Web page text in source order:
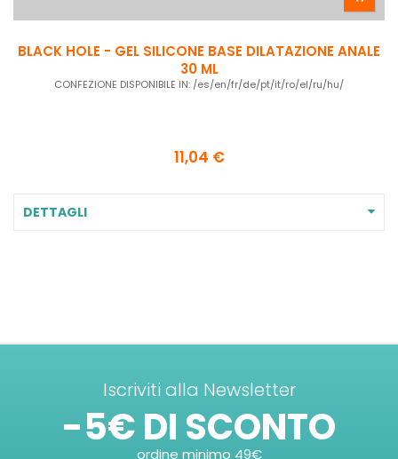
BLACK HOLE - GEL SILICONE BASE DILATAZIONE ANALE
30 ML
CONFEZIONE DISPONIBILE IN: /es/en/fr/de/pt/it/ro/el/ru/hu/
11,04 €
DETTAGLI
Iscriviti alla Newsletter
-5€ DI SCONTO
ordine minimo 49€